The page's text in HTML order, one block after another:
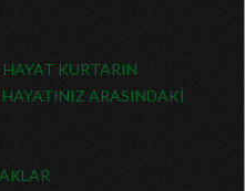
KURTARIN
ARASINDAKİ